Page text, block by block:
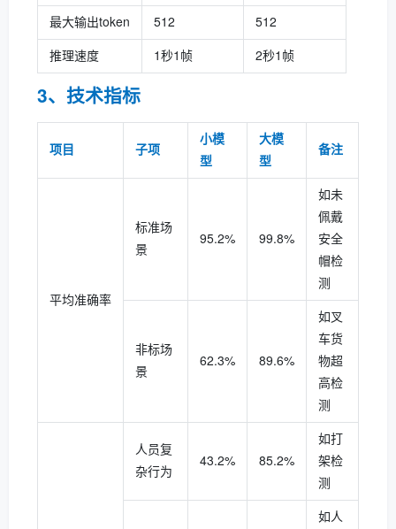
最大输出token 512 512
推理速度 1秒1帧 2秒1帧
3、技术指标
项目 子项
小模
型
大模
型
备注
平均准确率
标准场
景
95.2% 99.8%
如未
佩戴
安全
帽检
测
非标场
景
62.3% 89.6%
如叉
车货
物超
高检
测
人员复
杂行为
43.2% 85.2%
如打
架检
测
如人